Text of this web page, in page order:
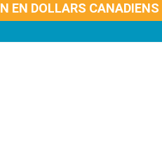
EN DOLLARS CANADIENS